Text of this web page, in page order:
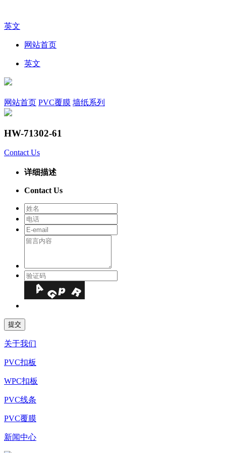
英文
网站首页
英文
网站首页 PVC覆膜 墙纸系列
HW-71302-61
Contact Us
详细描述
Contact Us
关于我们
PVC扣板
WPC扣板
PVC线条
PVC覆膜
新闻中心